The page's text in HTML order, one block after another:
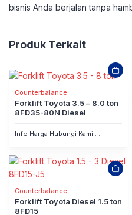
bisnis Anda berjalan tanpa
Produk Terkait
Counterbalance
Forklift Toyota 3.5 – 8.0 ton
8FD35-80N Diesel
Info Harga Hubungi Kami . . .
Counterbalance
Forklift Toyota Diesel 1.5 ton
8FD15